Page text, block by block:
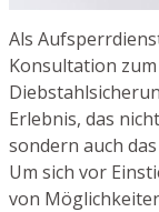
Als
Konsultation
Erlebnis, das
sondern auch
Um sich vor
von